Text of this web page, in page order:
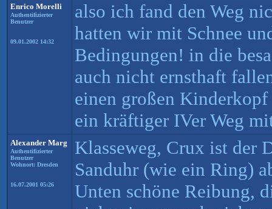
Enrico Morelli
Authentifizierter
Benutzer
09.01.2002 14:32
also ich fand den Weg
hatten wir mit Schnee
Bedingungen! in die
auch nicht ernsthaft
einen großen Kinderkopf
ein kräftiger IVer Weg
Alexander Marg
Authentifizierter
Benutzer
Wohnort: Dresden
16.07.2001 05:26
Klasseweg, Crux ist der
Sanduhr (wie ein Ring)
Unten schöne Reibung,